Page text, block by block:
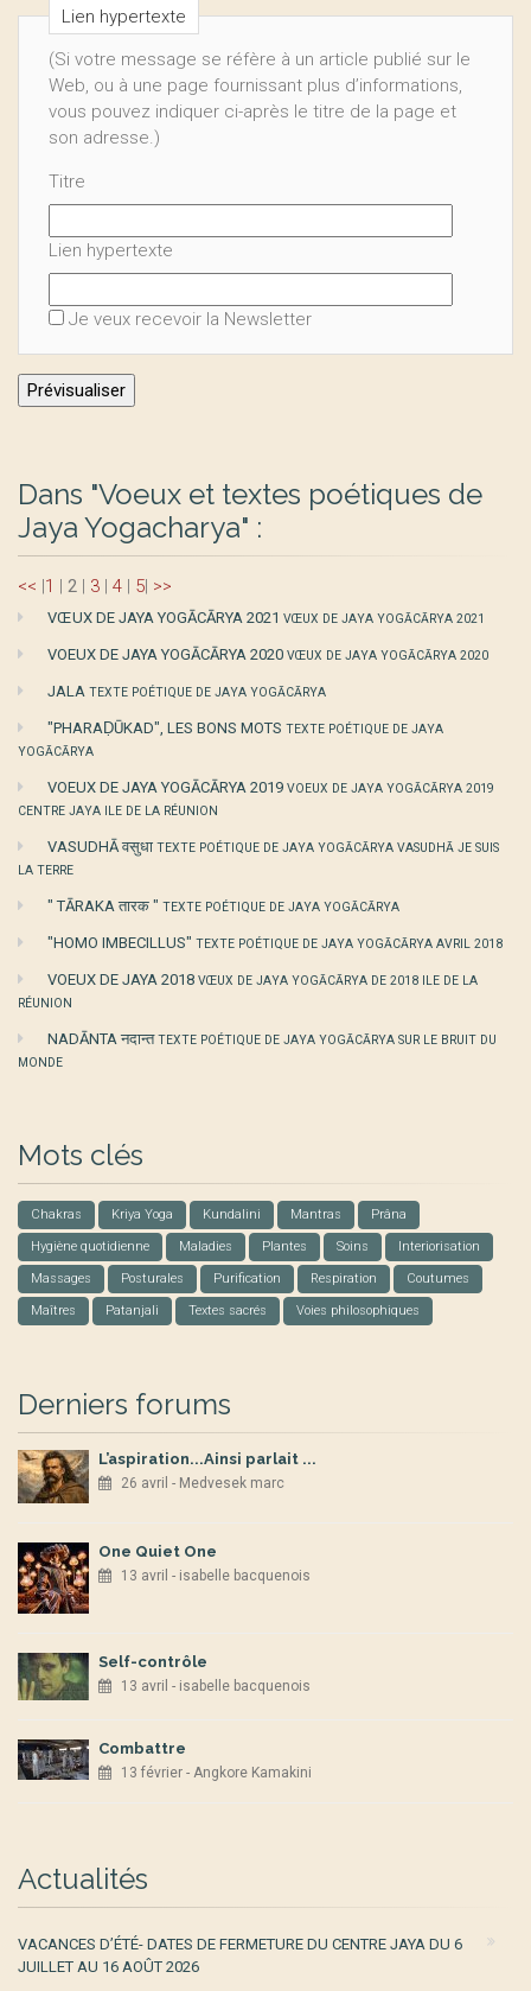
Lien hypertexte
(Si votre message se réfère à un article publié sur le
Web, ou à une page fournissant plus d’informations,
vous pouvez indiquer ci-après le titre de la page et
son adresse.)
Titre
Lien hypertexte
Je veux recevoir la Newsletter
Dans "Voeux et textes poétiques de
Jaya Yogacharya" :
<< |1 | 2 | 3 | 4 | 5| >>
VŒUX DE JAYA YOGĀCĀRYA 2021 VŒUX DE JAYA YOGĀCĀRYA 2021
VOEUX DE JAYA YOGĀCĀRYA 2020 VŒUX DE JAYA YOGĀCĀRYA 2020
JALA TEXTE POÉTIQUE DE JAYA YOGĀCĀRYA
"PHARAḌŪKAD", LES BONS MOTS TEXTE POÉTIQUE DE JAYA
YOGĀCĀRYA
VOEUX DE JAYA YOGĀCĀRYA 2019 VOEUX DE JAYA YOGĀCĀRYA 2019
CENTRE JAYA ILE DE LA RÉUNION
VASUDHĀ वसुधा TEXTE POÉTIQUE DE JAYA YOGĀCĀRYA VASUDHĀ JE SUIS
LA TERRE
" TĀRAKA तारक " TEXTE POÉTIQUE DE JAYA YOGĀCĀRYA
"HOMO IMBECILLUS" TEXTE POÉTIQUE DE JAYA YOGĀCĀRYA AVRIL 2018
VOEUX DE JAYA 2018 VŒUX DE JAYA YOGĀCĀRYA DE 2018 ILE DE LA
RÉUNION
NADĀNTA नदान्तTEXTE POÉTIQUE DE JAYA YOGĀCĀRYA SUR LE BRUIT DU
MONDE
Mots clés
Chakras Kriya Yoga Kundalini Mantras Prâna
Hygiène quotidienne Maladies Plantes Soins Interiorisation
Massages Posturales Purification Respiration Coutumes
Maîtres Patanjali Textes sacrés Voies philosophiques
Derniers forums
L’aspiration...Ainsi parlait ...
26 avril - Medvesek marc
One Quiet One
13 avril - isabelle bacquenois
Self-contrôle
13 avril - isabelle bacquenois
Combattre
13 février - Angkore Kamakini
Actualités
VACANCES D’ÉTÉ- DATES DE FERMETURE DU CENTRE JAYA DU 6
JUILLET AU 16 AOÛT 2026